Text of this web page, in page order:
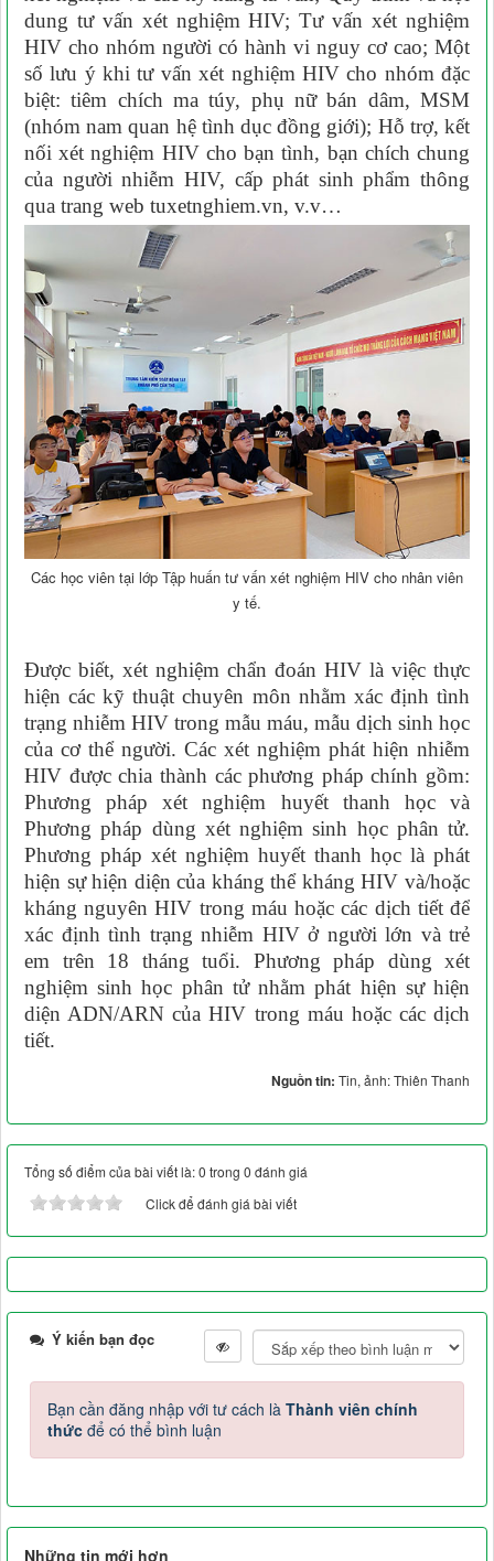
dung tư vấn xét nghiệm HIV; Tư vấn xét nghiệm
HIV cho nhóm người có hành vi nguy cơ cao; Một
số lưu ý khi tư vấn xét nghiệm HIV cho nhóm đặc
biệt: tiêm chích ma túy, phụ nữ bán dâm, MSM
(nhóm nam quan hệ tình dục đồng giới); Hỗ trợ, kết
nối xét nghiệm HIV cho bạn tình, bạn chích chung
của người nhiễm HIV, cấp phát sinh phẩm thông
qua trang web tuxetnghiem.vn, v.v…
Các học viên tại lớp Tập huấn tư vấn xét nghiệm HIV cho nhân viên
y tế.
Được biết, xét nghiệm chẩn đoán HIV là việc thực
hiện các kỹ thuật chuyên môn nhằm xác định tình
trạng nhiễm HIV trong mẫu máu, mẫu dịch sinh học
của cơ thể người. Các xét nghiệm phát hiện nhiễm
HIV được chia thành các phương pháp chính gồm:
Phương pháp xét nghiệm huyết thanh học và
Phương pháp dùng xét nghiệm sinh học phân tử.
Phương pháp xét nghiệm huyết thanh học là phát
hiện sự hiện diện của kháng thể kháng HIV và/hoặc
kháng nguyên HIV trong máu hoặc các dịch tiết để
xác định tình trạng nhiễm HIV ở người lớn và trẻ
em trên 18 tháng tuổi. Phương pháp dùng xét
nghiệm sinh học phân tử nhằm phát hiện sự hiện
diện ADN/ARN của HIV trong máu hoặc các dịch
tiết.
Nguồn tin: Tin, ảnh: Thiên Thanh
Tổng số điểm của bài viết là: 0 trong 0 đánh giá
Click để đánh giá bài viết
Ý kiến bạn đọc
Bạn cần đăng nhập với tư cách là Thành viên chính
thức để có thể bình luận
Những tin mới hơn